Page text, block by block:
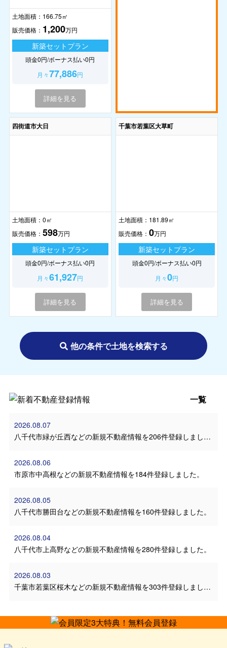
土地面積： 166.75㎡
販売価格： 1,200万円
新築セットプラン
頭金0円/ボーナス払い0円
月々77,886円
詳細を見る
四街道市大日
土地面積： 0㎡
販売価格： 598万円
新築セットプラン
頭金0円/ボーナス払い0円
月々61,927円
詳細を見る
千葉市若葉区大草町
土地面積： 181.89㎡
販売価格：0万円
新築セットプラン
頭金0円/ボーナス払い0円
月々0円
詳細を見る
他の条件で土地を検索する
一覧
2026.08.07
八千代市緑が丘西などの新規不動産情報を206件登録しました。
2026.08.06
市原市中高根などの新規不動産情報を184件登録しました。
2026.08.05
八千代市勝田台などの新規不動産情報を160件登録しました。
2026.08.04
八千代市上高野などの新規不動産情報を280件登録しました。
2026.08.03
千葉市若葉区桜木などの新規不動産情報を303件登録しました。